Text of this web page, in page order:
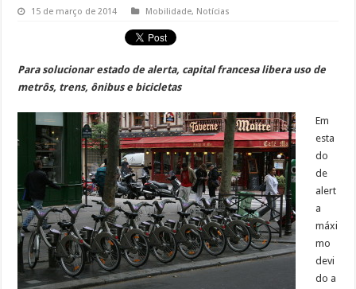
15 de março de 2014 Mobilidade, Notícias
Para solucionar estado de alerta, capital francesa libera uso de
metrôs, trens, ônibus e bicicletas
Em
esta
do
de
alert
a
máxi
mo
devi
do a